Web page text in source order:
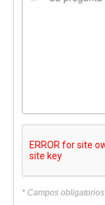
* Campos obligatorios